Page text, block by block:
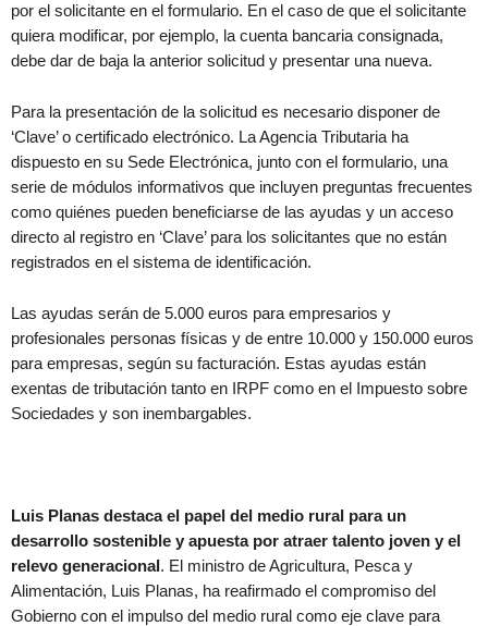
por el solicitante en el formulario. En el caso de que el solicitante
quiera modificar, por ejemplo, la cuenta bancaria consignada,
debe dar de baja la anterior solicitud y presentar una nueva.
Para la presentación de la solicitud es necesario disponer de
‘Clave’ o certificado electrónico. La Agencia Tributaria ha
dispuesto en su Sede Electrónica, junto con el formulario, una
serie de módulos informativos que incluyen preguntas frecuentes
como quiénes pueden beneficiarse de las ayudas y un acceso
directo al registro en ‘Clave’ para los solicitantes que no están
registrados en el sistema de identificación.
Las ayudas serán de 5.000 euros para empresarios y
profesionales personas físicas y de entre 10.000 y 150.000 euros
para empresas, según su facturación. Estas ayudas están
exentas de tributación tanto en IRPF como en el Impuesto sobre
Sociedades y son inembargables.
Luis Planas destaca el papel del medio rural para un
desarrollo sostenible y apuesta por atraer talento joven y el
relevo generacional. El ministro de Agricultura, Pesca y
Alimentación, Luis Planas, ha reafirmado el compromiso del
Gobierno con el impulso del medio rural como eje clave para